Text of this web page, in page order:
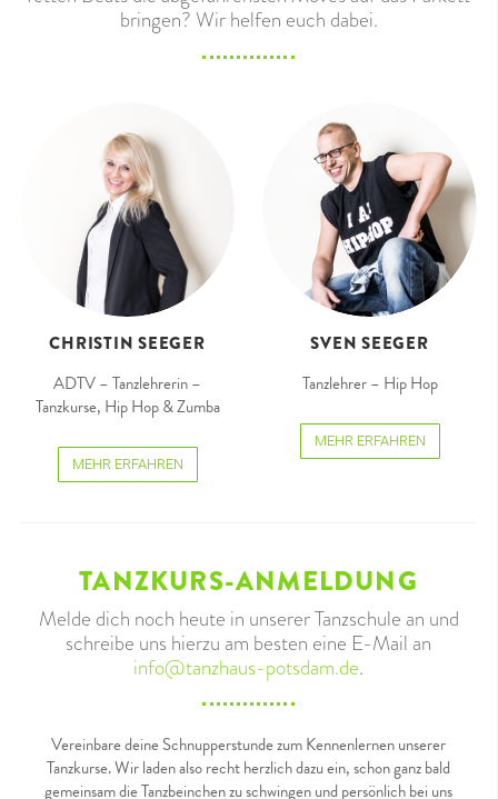
bringen? Wir helfen euch dabei.
CHRISTIN SEEGER
ADTV – Tanzlehrerin –
Tanzkurse, Hip Hop & Zumba
MEHR ERFAHREN
SVEN SEEGER
Tanzlehrer – Hip Hop
MEHR ERFAHREN
TANZKURS-ANMELDUNG
Melde dich noch heute in unserer Tanzschule an und
schreibe uns hierzu am besten eine E-Mail an
info@tanzhaus-potsdam.de.
Vereinbare deine Schnupperstunde zum Kennenlernen unserer
Tanzkurse. Wir laden also recht herzlich dazu ein, schon ganz bald
gemeinsam die Tanzbeinchen zu schwingen und persönlich bei uns